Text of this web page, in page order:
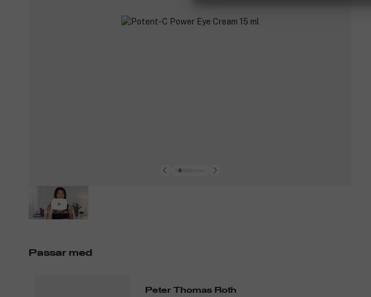
Passar med
Peter Thomas Roth